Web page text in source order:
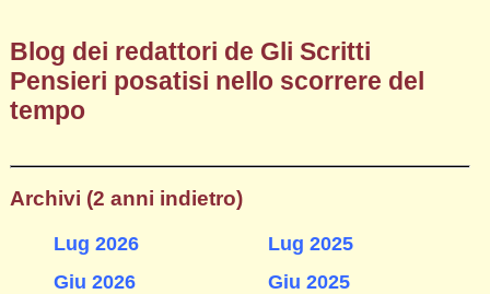
Blog dei redattori de Gli Scritti
Pensieri posatisi nello scorrere del
tempo
Archivi (2 anni indietro)
Lug 2026
Giu 2026
Lug 2025
Giu 2025